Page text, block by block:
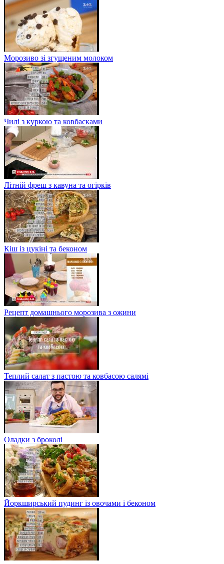
Морозиво зі згущеним молоком
Чилі з куркою та ковбасками
Літній фреш з кавуна та огірків
Кіш із цукіні та беконом
Рецепт домашнього морозива з ожини
Теплий салат з пастою та ковбасою салямі
Оладки з броколі
Йоркширський пудинг із овочами і беконом